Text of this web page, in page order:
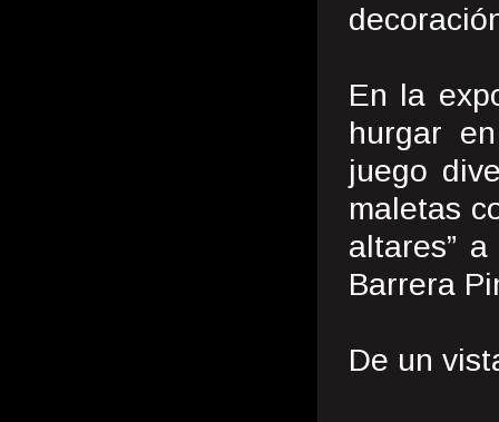
En la
hurgar
juego
maletas
altares”
Barrera
De un